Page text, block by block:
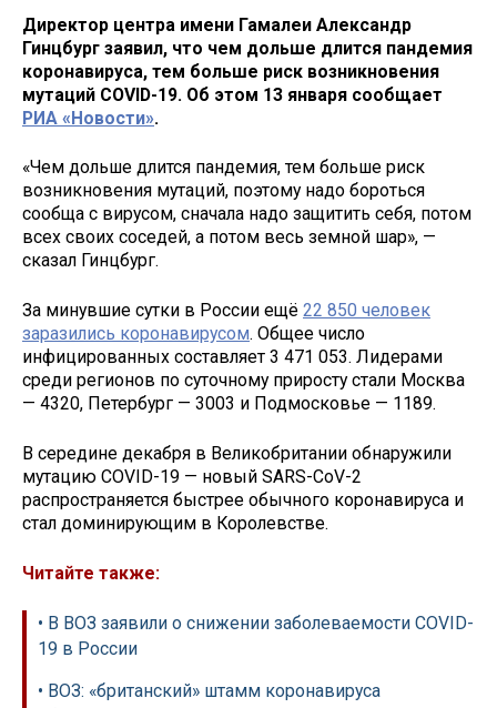
Директор центра имени Гамалеи Александр
Гинцбург заявил, что чем дольше длится пандемия
коронавируса, тем больше риск возникновения
мутаций COVID-19. Об этом 13 января сообщает
РИА «Новости».
«Чем дольше длится пандемия, тем больше риск
возникновения мутаций, поэтому надо бороться
сообща с вирусом, сначала надо защитить себя, потом
всех своих соседей, а потом весь земной шар», —
сказал Гинцбург.
За минувшие сутки в России ещё 22 850 человек
заразились коронавирусом. Общее число
инфицированных составляет 3 471 053. Лидерами
среди регионов по суточному приросту стали Москва
— 4320, Петербург — 3003 и Подмосковье — 1189.
В середине декабря в Великобритании обнаружили
мутацию COVID-19 — новый SARS-CoV-2
распространяется быстрее обычного коронавируса и
стал доминирующим в Королевстве.
Читайте также:
• В ВОЗ заявили о снижении заболеваемости COVID-
19 в России
• ВОЗ: «британский» штамм коронавируса